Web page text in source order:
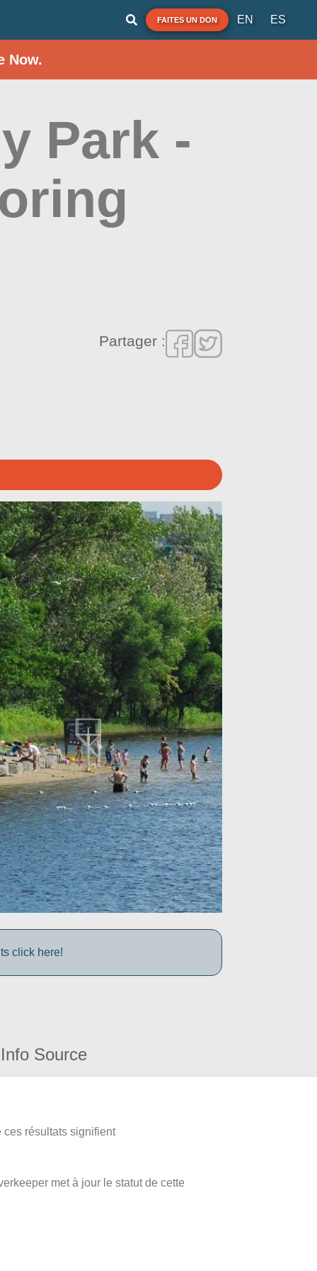
FAITES UN DON EN ES
Now.
Park -
Partager :
click here!
Info Source
ces résultats signifient
met à jour le statut de cette